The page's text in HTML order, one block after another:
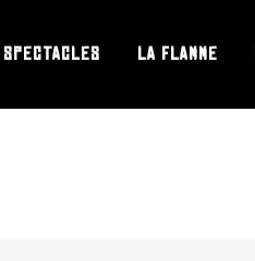
SPECTACLES LA FLAMME